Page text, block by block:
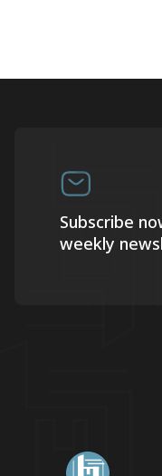
Subscribe
weekly